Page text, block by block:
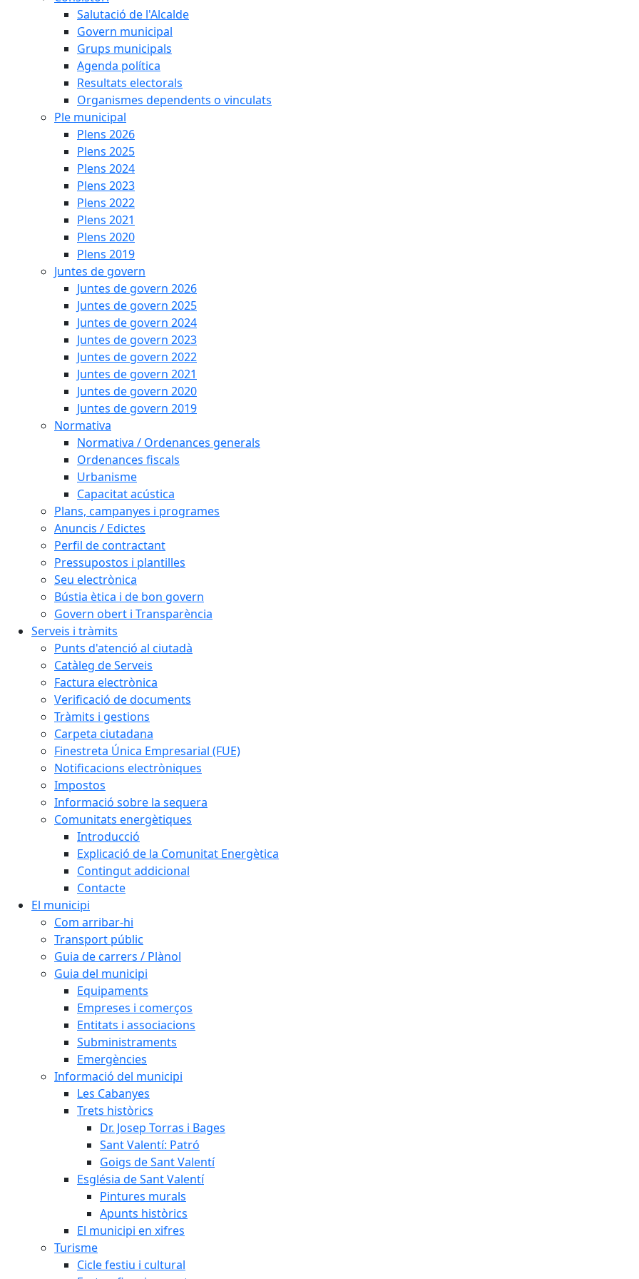
Salutació de l'Alcalde
Govern municipal
Grups municipals
Agenda política
Resultats electorals
Organismes dependents o vinculats
Ple municipal
Plens 2026
Plens 2025
Plens 2024
Plens 2023
Plens 2022
Plens 2021
Plens 2020
Plens 2019
Juntes de govern
Juntes de govern 2026
Juntes de govern 2025
Juntes de govern 2024
Juntes de govern 2023
Juntes de govern 2022
Juntes de govern 2021
Juntes de govern 2020
Juntes de govern 2019
Normativa
Normativa / Ordenances generals
Ordenances fiscals
Urbanisme
Capacitat acústica
Plans, campanyes i programes
Anuncis / Edictes
Perfil de contractant
Pressupostos i plantilles
Seu electrònica
Bústia ètica i de bon govern
Govern obert i Transparència
Serveis i tràmits
Punts d'atenció al ciutadà
Catàleg de Serveis
Factura electrònica
Verificació de documents
Tràmits i gestions
Carpeta ciutadana
Finestreta Única Empresarial (FUE)
Notificacions electròniques
Impostos
Informació sobre la sequera
Comunitats energètiques
Introducció
Explicació de la Comunitat Energètica
Contingut addicional
Contacte
El municipi
Com arribar-hi
Transport públic
Guia de carrers / Plànol
Guia del municipi
Equipaments
Empreses i comerços
Entitats i associacions
Subministraments
Emergències
Informació del municipi
Les Cabanyes
Trets històrics
Dr. Josep Torras i Bages
Sant Valentí: Patró
Goigs de Sant Valentí
Església de Sant Valentí
Pintures murals
Apunts històrics
El municipi en xifres
Turisme
Cicle festiu i cultural